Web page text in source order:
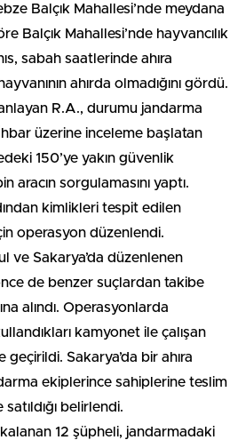
Balçık Mahallesi’nde meydana
Balçık Mahallesi’nde hayvancılık
sabah saatlerinde ahıra
ahırda olmadığını gördü.
anlayan R.A., durumu jandarma
üzerine inceleme başlatan
150’ye yakın güvenlik
aracın sorgulamasını yaptı.
kimlikleri tespit edilen
operasyon düzenlendi.
ve Sakarya’da düzenlenen
de benzer suçlardan takibe
alındı. Operasyonlarda
kamyonet ile çalışan
Sakarya’da bir ahıra
ekiplerince sahiplerine teslim
belirlendi.
12 şüpheli, jandarmadaki